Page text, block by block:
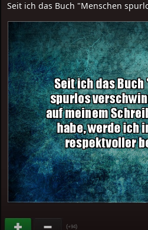
Seit ich das Buch "Menschen
(+94)